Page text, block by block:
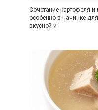
Сочетание картофеля и
особенно в начинке
вкусной и